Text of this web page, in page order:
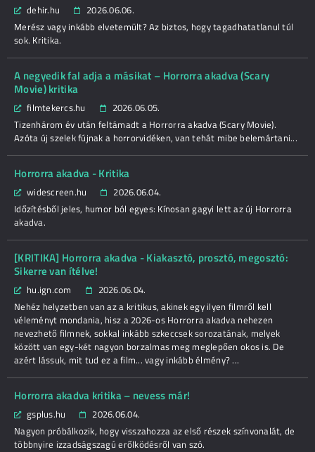
dehir.hu
2026.06.06.
Merész vagy inkább elvetemült? Az biztos, hogy tagadhatatlanul túl
sok. Kritika.
A negyedik fal adja a másikat – Horrorra akadva (Scary
Movie) kritika
filmtekercs.hu
2026.06.05.
Tizenhárom év után feltámadt a Horrorra akadva (Scary Movie).
Azóta új szelek fújnak a horrorvidéken, van tehát mibe belemártani...
Horrorra akadva - Kritika
widescreen.hu
2026.06.04.
Időzítésből jeles, humor ból egyes: Kínosan gagyi lett az új Horrorra
akadva.
[KRITIKA] Horrorra akadva - Kiakasztó, prosztó, megosztó:
Sikerre van ítélve!
hu.ign.com
2026.06.04.
Nehéz helyzetben van az a kritikus, akinek egy ilyen filmről kell
véleményt mondania, hisz a 2026-os Horrorra akadva nehezen
nevezhető filmnek, sokkal inkább szkeccsek sorozatának, melyek
között van egy-két nagyon borzalmas meg meglepően okos is. De
azért lássuk, mit tud ez a film... vagy inkább élmény? ...
Horrorra akadva kritika – nevess már!
gsplus.hu
2026.06.04.
Nagyon próbálkozik, hogy visszahozza az első részek színvonalát, de
többnyire izzadságszagú erőlködésről van szó.